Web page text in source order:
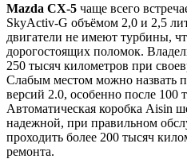
Mazda CX-5 чаще всего
SkyActiv-G объёмом 2,0 и 2,5
двигатели не имеют турбины,
дорогостоящих поломок.
250 тысяч километров при
Слабым местом можно назвать
версий 2.0, особенно после 100
Автоматическая коробка Aisin
надежной, при правильном
проходить более 200 тысяч
ремонта.